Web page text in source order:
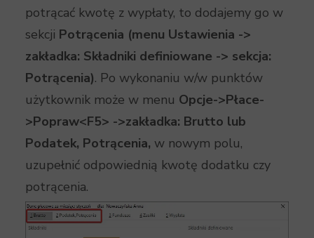
potrącać kwotę z wypłaty, to dodajemy go w
sekcji Potrącenia (menu Ustawienia ->
zakładka: Składniki definiowane -> sekcja:
Potrącenia). Po wykonaniu w/w punktów
użytkownik może w menu Opcje->Płace-
>Popraw<F5> ->zakładka: Brutto lub
Podatek, Potrącenia, w nowym polu,
uzupełnić odpowiednią kwotę dodatku czy
potrącenia.